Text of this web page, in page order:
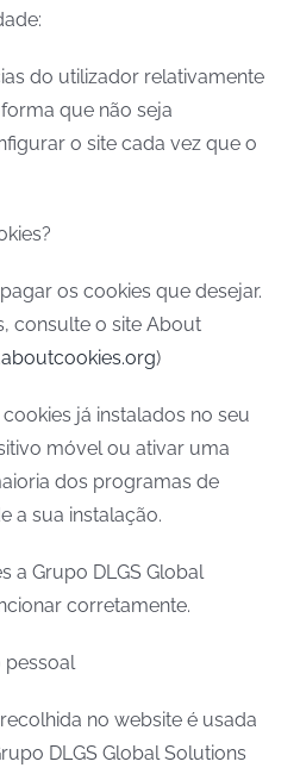
do utilizador relativamente
que não seja
o site cada vez que o
os cookies que desejar.
consulte o site About
)
já instalados no seu
móvel ou ativar uma
dos programas de
a sua instalação.
a Grupo DLGS Global
corretamente.
pessoal
no website é usada
DLGS Global Solutions